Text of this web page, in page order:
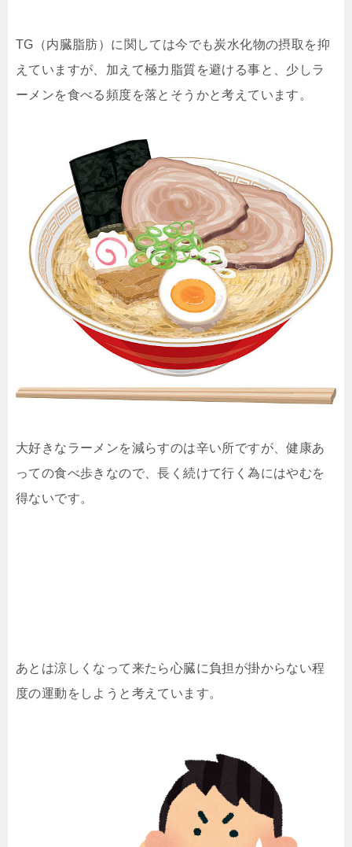
TG（内臓脂肪）に関しては今でも炭水化物の摂取を抑
えていますが、加えて極力脂質を避ける事と、少しラ
ーメンを食べる頻度を落とそうかと考えています。
大好きなラーメンを減らすのは辛い所ですが、健康あ
っての食べ歩きなので、長く続けて行く為にはやむを
得ないです。
あとは涼しくなって来たら心臓に負担が掛からない程
度の運動をしようと考えています。